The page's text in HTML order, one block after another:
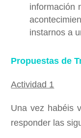
información
instarnos a
Propuestas de
Actividad 1
Una vez habéis
responder las